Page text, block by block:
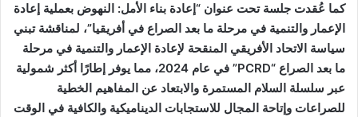
كما عُقدت جلسة تحت عنوان “إعادة بناء الأمل: النهوض بعملية إعادة
الإعمار والتنمية في مرحلة ما بعد الصراع في أفريقيا”، لمناقشة تبني
سياسة الاتحاد الأفريقي المنقحة لإعادة الإعمار والتنمية في مرحلة
ما بعد الصراع “PCRD” في عام 2024، مما يوفر إطارًا أكثر شمولية
عبر سلسلة السلام المستمرة والابتعاد عن المفاهيم الخطية
للصراعات وإتاحة المجال للاستجابات الديناميكية والكافية في الوقت